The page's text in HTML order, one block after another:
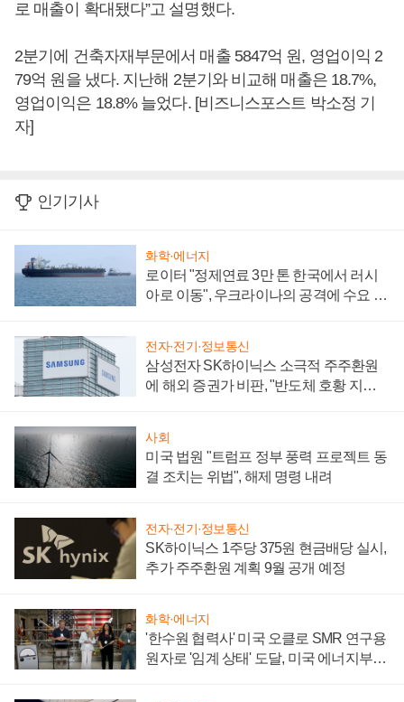
로 매출이 확대됐다”고 설명했다.
2분기에 건축자재부문에서 매출 5847억 원, 영업이익 2
79억 원을 냈다. 지난해 2분기와 비교해 매출은 18.7%,
영업이익은 18.8% 늘었다. [비즈니스포스트 박소정 기
자]
인기기사
화학·에너지
로이터 "정제연료 3만 톤 한국에서 러시
아로 이동", 우크라이나의 공격에 수요 늘
전자·전기·정보통신
삼성전자 SK하이닉스 소극적 주주환원
에 해외 증권가 비판, "반도체 호황 지속
사회
미국 법원 "트럼프 정부 풍력 프로젝트 동
결 조치는 위법", 해제 명령 내려
전자·전기·정보통신
SK하이닉스 1주당 375원 현금배당 실시,
추가 주주환원 계획 9월 공개 예정
화학·에너지
'한수원 협력사' 미국 오클로 SMR 연구용
원자로 '임계 상태' 도달, 미국 에너지부